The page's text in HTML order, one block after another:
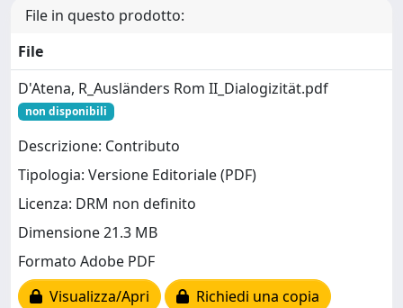
File in questo prodotto:
File
D'Atena, R_Ausländers Rom II_Dialogizität.pdf
non disponibili
Descrizione: Contributo
Tipologia: Versione Editoriale (PDF)
Licenza: DRM non definito
Dimensione 21.3 MB
Formato Adobe PDF
Visualizza/Apri
Richiedi una copia